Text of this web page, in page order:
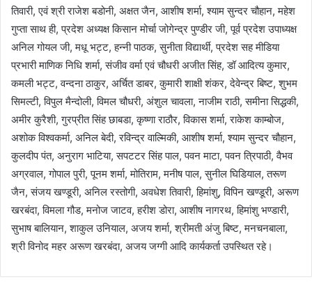
तिवारी, एवं श्री राजेश बडोनी, अक्षत जैन, आशीष शर्मा, श्याम सुन्दर चौहान, महेश
गुप्ता साथ ही, प्रदेश अध्यक्ष किसान मोर्चा जोगेन्द्र पुण्डीर जी, पूर्व प्रदेश उपाध्यक्ष
अनिल गोयल जी, मधू भट्ट, हन्नी पाठक, सुनीता विद्यार्थी, प्रदेश सह मीडिया
प्रभारी माणिक निधि शर्मा, संजीव वर्मा एवं चौधरी अजीत सिंह, डॉ आदित्य कुमार,
कमली भट्ट, वन्दना ठाकुर, अर्चित डाबर, कुमारी शाक्षी शंकर, देवेन्द्र बिष्ट, शुभम
सिमल्टी, विपुल मैन्दोली, विमल चौधरी, अंशुल चावला, नाजीम राठी, समीना सिद्धकी,
अमीर कुरैशी, गुरप्रीत सिंह छाबडा, कृष्णा राठौर, विकास शर्मा, राकेश काम्बोज,
अशोक विश्वकर्मा, अनिल बेदी, रविन्द्र वाल्मिकी, आशीष शर्मा, श्याम सुन्दर चौहान,
कुलदीप पंत, अनुराग भाटिया, सपटटर सिंह पाल, पवन माटा, पवन त्रिपाठी, वैभव
अग्रवाल, गोपाल पुरी, पूनम शर्मा, मोतिराम, मनीष पाल, सुनील घिडियाल, तरूण
जैन, संजय खण्डूरी, अनिल रस्तोगी, अवधेश तिवारी, हिमांशु, विपिन खण्डूरी, अरूण
खरबंदा, विमला गौड, मनोज जाटव, हरीश डोरा, आशीष नागरथ, हिमांशु भण्डारी,
सुभाष बालियान, शाकुल उनियाल, अजय शर्मा, श्रीमती अंजु बिष्ट, मनचनबाला,
श्री विनोद महर अरूण खरबंदा, अजय जग्गी आदि कार्यकर्ता उपस्थित रहे।